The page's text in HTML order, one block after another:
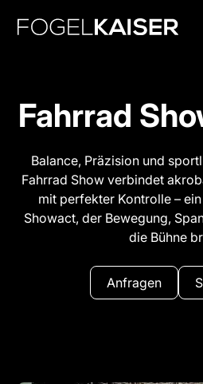
Fahrrad
Balance, Präzision und
Fahrrad Show verbindet
mit perfekter Kontrolle –
Showact, der Bewegung,
die Bühne
Anfragen